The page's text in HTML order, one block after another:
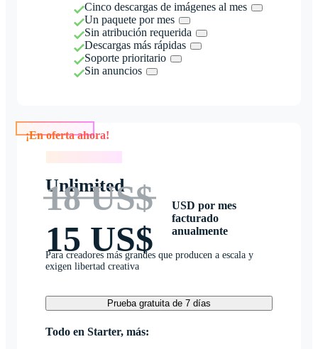
Cinco descargas de imágenes al mes
Un paquete por mes
Sin atribución requerida
Descargas más rápidas
Soporte prioritario
Sin anuncios
Unlimited
18 US$
15 US$
USD por mes
facturado
anualmente
Para creadores más grandes que producen a escala y
exigen libertad creativa
Prueba gratuita de 7 días
Todo en Starter, más: